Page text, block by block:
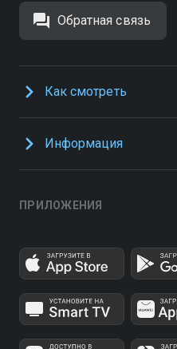
Обратная связь
Как смотреть
Информация
ПРИЛОЖЕНИЯ